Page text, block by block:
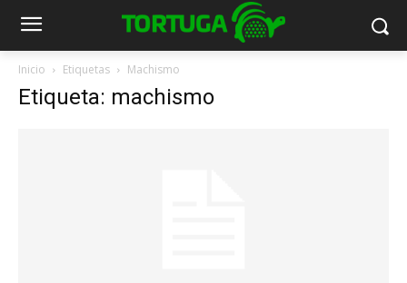
Inicio Etiquetas Machismo
Etiqueta: machismo